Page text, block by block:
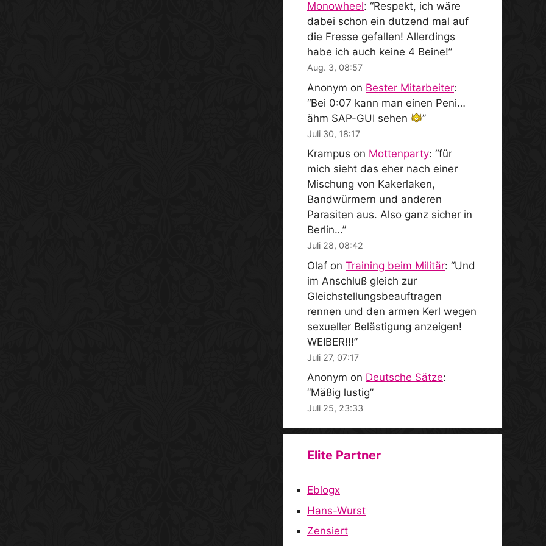
Monowheel: “Respekt, ich wäre
dabei schon ein dutzend mal auf
die Fresse gefallen! Allerdings
habe ich auch keine 4 Beine!”
Aug. 3, 08:57
Anonym on Bester Mitarbeiter:
“Bei 0:07 kann man einen Peni…
ähm SAP-GUI sehen
”
Juli 30, 18:17
Krampus on Mottenparty: “für
mich sieht das eher nach einer
Mischung von Kakerlaken,
Bandwürmern und anderen
Parasiten aus. Also ganz sicher in
Berlin…”
Juli 28, 08:42
Olaf on Training beim Militär: “Und
im Anschluß gleich zur
Gleichstellungsbeauftragen
rennen und den armen Kerl wegen
sexueller Belästigung anzeigen!
WEIBER!!!”
Juli 27, 07:17
Anonym on Deutsche Sätze:
“Mäßig lustig”
Juli 25, 23:33
Elite Partner
Eblogx
Hans-Wurst
Zensiert